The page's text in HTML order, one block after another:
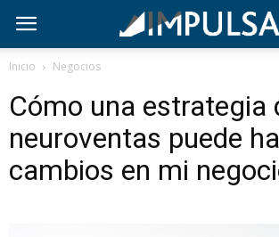
Inicio Negocios
Cómo una estrategia
neuroventas puede
cambios en mi